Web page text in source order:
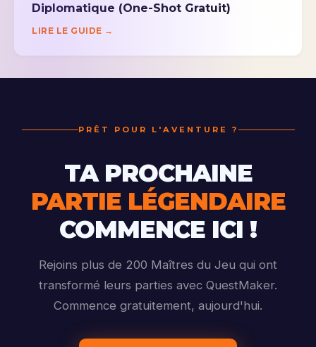
Diplomatique (One-Shot Gratuit)
LIRE LE GUIDE →
PRÊT POUR L'AVENTURE ?
TA PROCHAINE
PARTIE LÉGENDAIRE
COMMENCE ICI !
Rejoins plus de 200 Maîtres du Jeu qui ont
transformé leurs parties avec QuestMaker.
Commence gratuitement, aujourd'hui.